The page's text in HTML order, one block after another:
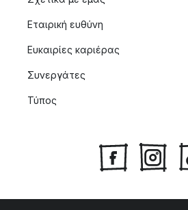
Εταιρική ευθύνη
Ευκαιρίες καριέρας
Συνεργάτες
Τύπος